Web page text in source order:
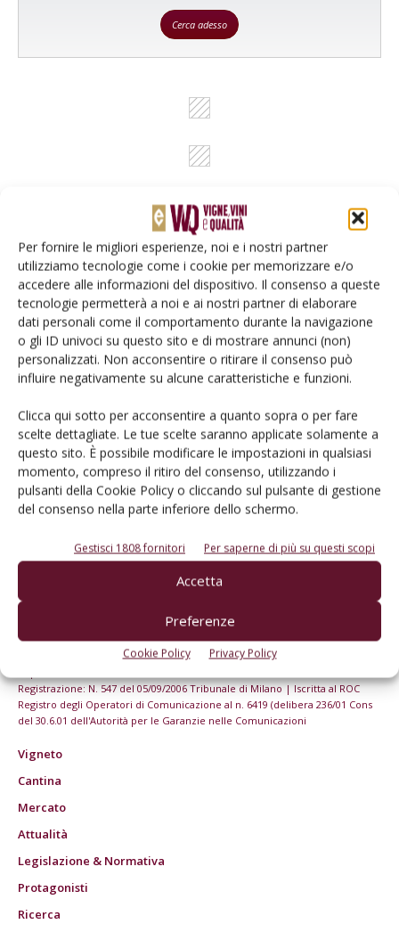
Per fornire le migliori esperienze, noi e i nostri partner
utilizziamo tecnologie come i cookie per memorizzare e/o
accedere alle informazioni del dispositivo. Il consenso a queste
tecnologie permetterà a noi e ai nostri partner di elaborare
dati personali come il comportamento durante la navigazione
o gli ID univoci su questo sito e di mostrare annunci (non)
personalizzati. Non acconsentire o ritirare il consenso può
influire negativamente su alcune caratteristiche e funzioni.
Clicca qui sotto per acconsentire a quanto sopra o per fare
scelte dettagliate. Le tue scelte saranno applicate solamente a
questo sito. È possibile modificare le impostazioni in qualsiasi
momento, compreso il ritiro del consenso, utilizzando i
pulsanti della Cookie Policy o cliccando sul pulsante di gestione
del consenso nella parte inferiore dello schermo.
Gestisci 1808 fornitori Per saperne di più su questi scopi
Accetta
Preferenze
Cookie Policy Privacy Policy
Cerca adesso
Rimani aggiornato sul mondo
dell’agricoltura
Iscriviti alle nostre newsletter
© Tecniche Nuove Spa. Tutti i diritti riservati. Sede legale Via Eritrea 21 -
20157 Milano | Codice fiscale, Partita IVA e Iscrizione al Registro delle
Registrazione: N. 547 del 05/09/2006 Tribunale di Milano | Iscritta al ROC
Registro degli Operatori di Comunicazione al n. 6419 (delibera 236/01 Cons
del 30.6.01 dell'Autorità per le Garanzie nelle Comunicazioni
Vigneto
Cantina
Mercato
Attualità
Legislazione & Normativa
Protagonisti
Ricerca